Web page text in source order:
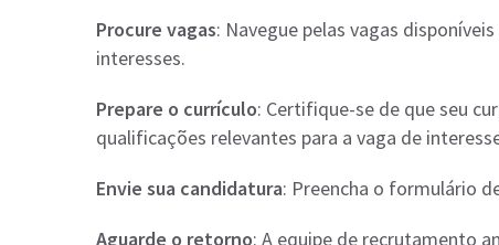
Procure vagas: Navegue pelas vagas
interesses.
Prepare o currículo: Certifique-se de que seu
qualificações relevantes para a vaga de
Envie sua candidatura: Preencha o formulário
Aguarde o retorno: A equipe de recrutamento